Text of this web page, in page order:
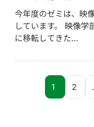
今年度のゼミは、映
しています。 映像
に移転してきた…
1 2